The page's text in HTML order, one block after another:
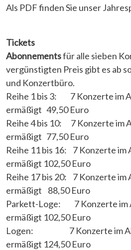
Als PDF finden Sie unser
Tickets
Abonnementsfür alle sieben
vergünstigten Preis gibt es ab
und Konzertbüro.
Reihe 1 bis 3: 7 Konzerte im
ermäßigt 49,50 Euro
Reihe 4 bis 10: 7 Konzerte im
ermäßigt 77,50 Euro
Reihe 11 bis 16: 7 Konzerte im
ermäßigt 102,50 Euro
Reihe 17 bis 20: 7 Konzerte im
ermäßigt 88,50 Euro
Parkett-Loge: 7 Konzerte im
ermäßigt 102,50 Euro
Logen: 7 Konzerte im
ermäßigt 124,50 Euro